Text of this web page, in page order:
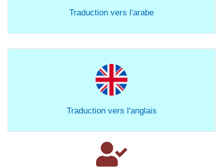
Traduction vers l'arabe
Traduction vers l'anglais